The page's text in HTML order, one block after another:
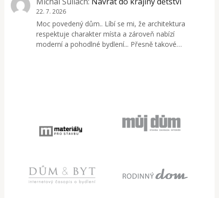
22. 7. 2026
Moc povedený dům.. Líbí se mi, že architektura
respektuje charakter místa a zároveň nabízí
moderní a pohodlné bydlení... Přesně takové…